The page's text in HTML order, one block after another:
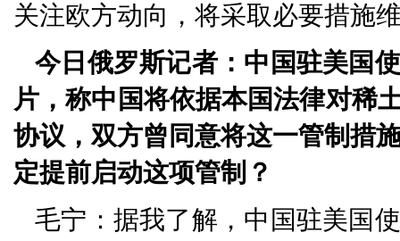
关注欧方动向，将采取必要措施
今日俄罗斯记者：中国驻美国
片，称中国将依据本国法律对稀
协议，双方曾同意将这一管制措
定提前启动这项管制？
毛宁：据我了解，中国驻美国